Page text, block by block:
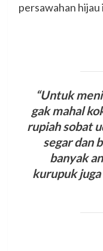
persawahan
“Untuk
gak mahal
rupiah sobat
segar dan
banyak
kurupuk